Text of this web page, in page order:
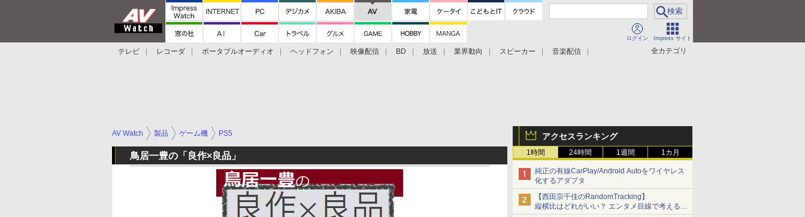
ログイン Impress サイト
全カテゴリ
テレビ レコーダ ポータブルオーディオ ヘッドフォン 映像配信 BD 放送 業界動向 スピーカー
音楽配信
アクセスランキング
1時間 24時間 1週間 1カ月
純正の有線CarPlay/Android Autoをワイヤレス
化するアダプタ
【西田宗千佳のRandomTracking】
縦横比はどれがいい？ エンタメ目線で考える、
AV Watch 製品 ゲーム機 PS5
鳥居一豊の「良作×良品」